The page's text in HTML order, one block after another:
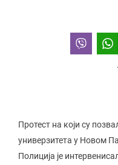
Протест на који су
универзитета у Новом
Полиција је